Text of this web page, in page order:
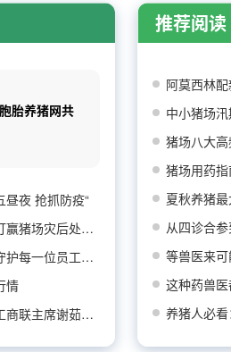
胎养猪网共
夜 抢抓防疫“
新华网｜广西来宾：政企同心打赢猪场灾后处置防
生命至上，风雨同舟！洪灾中守护每一位员工平安
情
快讯丨江西省政协副主席、省工商联主席谢茹莅临
推荐阅读
猪场用药
夏秋养猪